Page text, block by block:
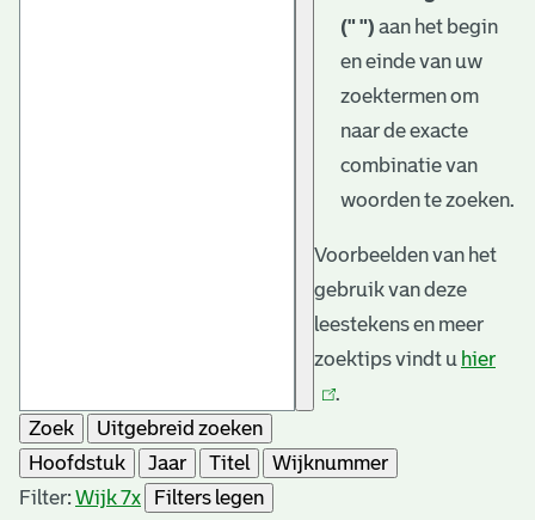
(" ") aan het begin
en einde van uw
zoektermen om
naar de exacte
combinatie van
woorden te zoeken.
Voorbeelden van het
gebruik van deze
leestekens en meer
zoektips vindt u hier
.
Zoek
Uitgebreid zoeken
Hoofdstuk
Jaar Titel
Wijknummer
Filter: Wijk 7x
Filters legen